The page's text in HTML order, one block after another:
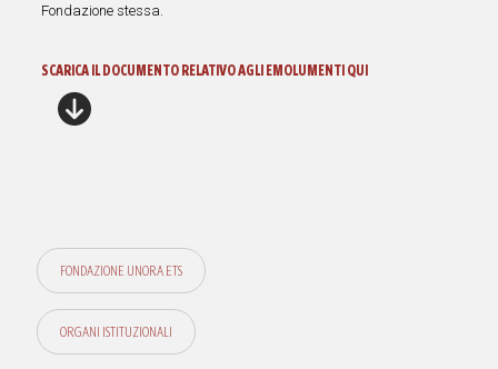
Fondazione stessa.
SCARICA IL DOCUMENTO RELATIVO AGLI EMOLUMENTI QUI
FONDAZIONE UNORA ETS
ORGANI ISTITUZIONALI